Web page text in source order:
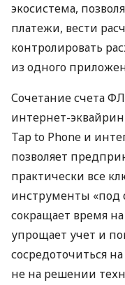
экосистема,
платежи, вести
контролировать
из одного
Сочетание счета
интернет-
Tap to Phone и
позволяет
практически все
инструменты «под
сокращает время
упрощает учет и
сосредоточиться
не на решении